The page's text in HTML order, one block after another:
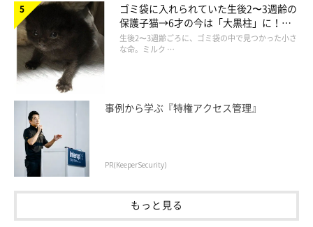
ゴミ袋に入れられていた生後2〜3週齢の
保護子猫→6才の今は「大黒柱」に！
美しい黒猫に成長した姿にグッとくる
生後2〜3週齢ごろに、ゴミ袋の中で見つかった小さ
な命。ミルク …
事例から学ぶ『特権アクセス管理』
PR(KeeperSecurity)
もっと見る